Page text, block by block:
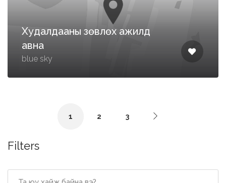
Худалдааны зөвлөх ажилд
авна
blue sky
1 2 3
Filters